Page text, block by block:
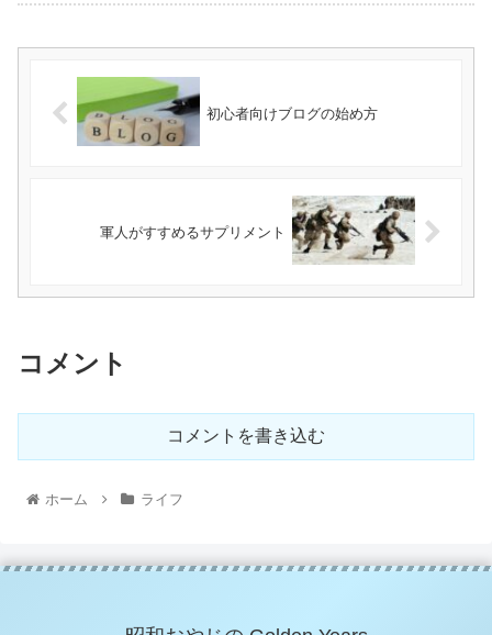
初心者向けブログの始め方
軍人がすすめるサプリメント
コメント
コメントを書き込む
ホーム ライフ